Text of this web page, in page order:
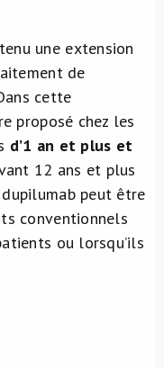
une extension
de
cette
proposé chez les
d’1 an et plus et
12 ans et plus
dupilumab peut être
conventionnels
ou lorsqu’ils